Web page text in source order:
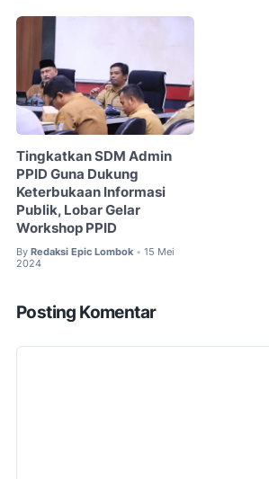
Tingkatkan SDM Admin
PPID Guna Dukung
Keterbukaan Informasi
Publik, Lobar Gelar
Workshop PPID
By Redaksi Epic Lombok • 15 Mei
2024
Posting Komentar